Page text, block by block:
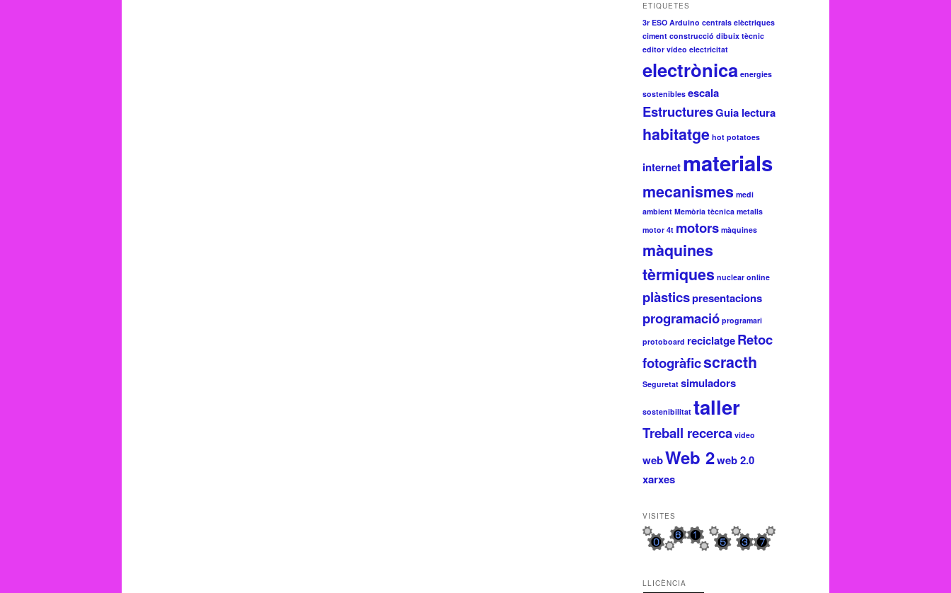
e
g
o
r
e
s
ETIQUETES
3r ESO Arduino centrals elèctriques
ciment construcció dibuix tècnic
editor vídeo electricitat
electrònica energies
sostenibles escala
EstructuresGuia lectura
habitatge hot potatoes
internetmaterials
mecanismes medi
ambient Memòria tècnica metalls
motor 4t motors màquines
màquines
tèrmiques nuclear online
plàsticspresentacions
programació programari
protoboard reciclatgeRetoc
fotogràficscracth
Seguretat simuladors
sostenibilitat taller
Treball recerca video
webWeb 2web 2.0
xarxes
VISITES
LLICÈNCIA